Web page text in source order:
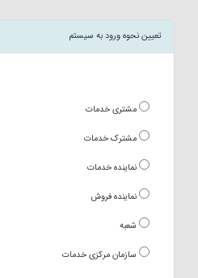
تعیین نحوه ورود به سیستم
مشتری خدمات
مشترک خدمات
نماینده خدمات
نماینده فروش
شعبه
سازمان مرکزی خدمات